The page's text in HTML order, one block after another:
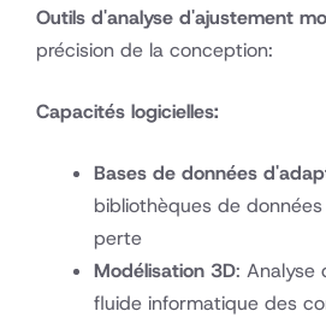
Outils d'analyse d'ajustement
précision de la conception:
Capacités logicielles:
Bases de données
bibliothèques de
perte
Modélisation 3D: Analyse
fluide informatique des